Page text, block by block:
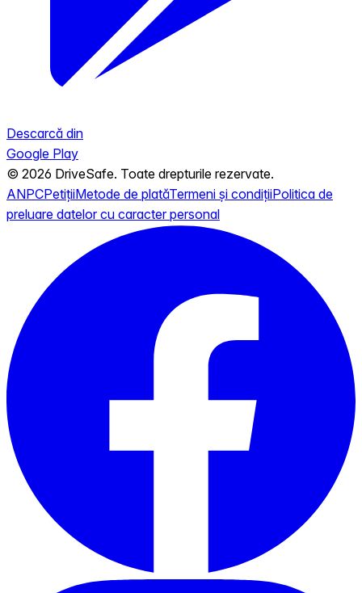
Descarcă din
Google Play
© 2026 DriveSafe. Toate drepturile rezervate.
ANPCPetițiiMetode de platăTermeni și condițiiPolitica de
preluare datelor cu caracter personal